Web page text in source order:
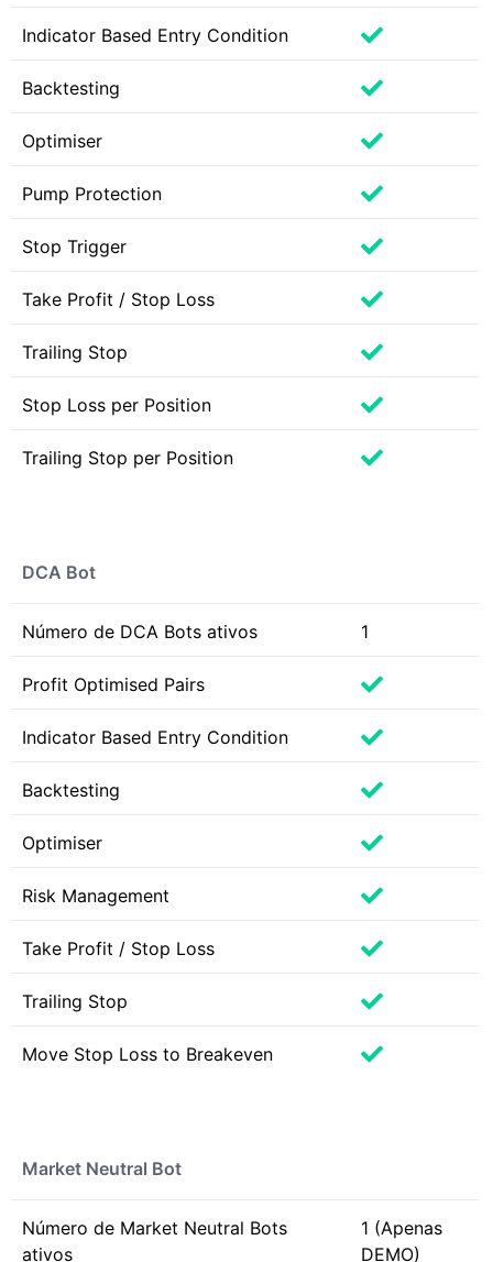
Indicator Based Entry Condition
Backtesting
Optimiser
Pump Protection
Stop Trigger
Take Profit / Stop Loss
Trailing Stop
Stop Loss per Position
Trailing Stop per Position
DCA Bot
Número de DCA Bots ativos 1
Profit Optimised Pairs
Indicator Based Entry Condition
Backtesting
Optimiser
Risk Management
Take Profit / Stop Loss
Trailing Stop
Move Stop Loss to Breakeven
Market Neutral Bot
Número de Market Neutral Bots
ativos
1 (Apenas
DEMO)